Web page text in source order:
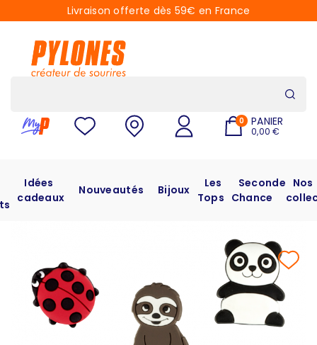
Livraison offerte dès 59€ en France
0 PANIER
0,00 €
Idées
cadeaux
Nouveautés Bijoux
Les
Tops
Seconde
Chance
Nos